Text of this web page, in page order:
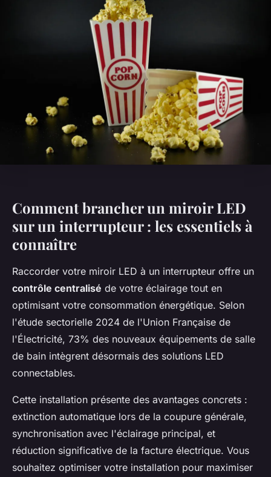
Comment brancher un miroir LED
sur un interrupteur : les essentiels à
connaître
Raccorder votre miroir LED à un interrupteur offre un
contrôle centralisé de votre éclairage tout en
optimisant votre consommation énergétique. Selon
l'étude sectorielle 2024 de l'Union Française de
l'Électricité, 73% des nouveaux équipements de salle
de bain intègrent désormais des solutions LED
connectables.
Cette installation présente des avantages concrets :
extinction automatique lors de la coupure générale,
synchronisation avec l'éclairage principal, et
réduction significative de la facture électrique. Vous
souhaitez optimiser votre installation pour maximiser